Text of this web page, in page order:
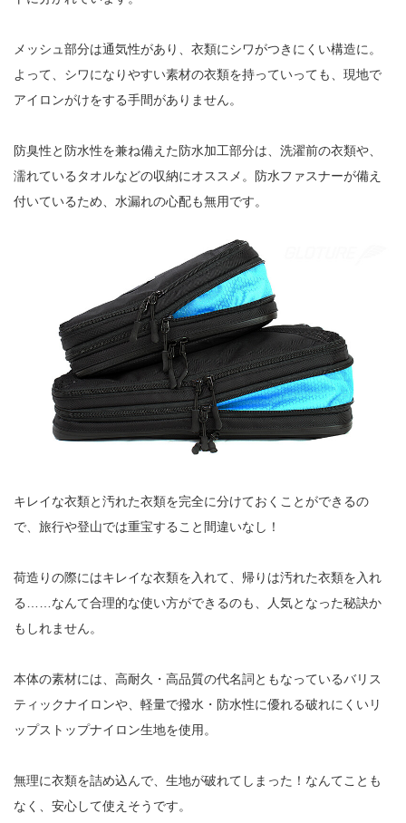
メッシュ部分は通気性があり、衣類にシワがつきにくい構造に。
よって、シワになりやすい素材の衣類を持っていっても、現地で
アイロンがけをする手間がありません。
防臭性と防水性を兼ね備えた防水加工部分は、洗濯前の衣類や、
濡れているタオルなどの収納にオススメ。防水ファスナーが備え
付いているため、水漏れの心配も無用です。
キレイな衣類と汚れた衣類を完全に分けておくことができるの
で、旅行や登山では重宝すること間違いなし！
荷造りの際にはキレイな衣類を入れて、帰りは汚れた衣類を入れ
る……なんて合理的な使い方ができるのも、人気となった秘訣か
もしれません。
本体の素材には、高耐久・高品質の代名詞ともなっているバリス
ティックナイロンや、軽量で撥水・防水性に優れる破れにくいリ
ップストップナイロン生地を使用。
無理に衣類を詰め込んで、生地が破れてしまった！なんてことも
なく、安心して使えそうです。